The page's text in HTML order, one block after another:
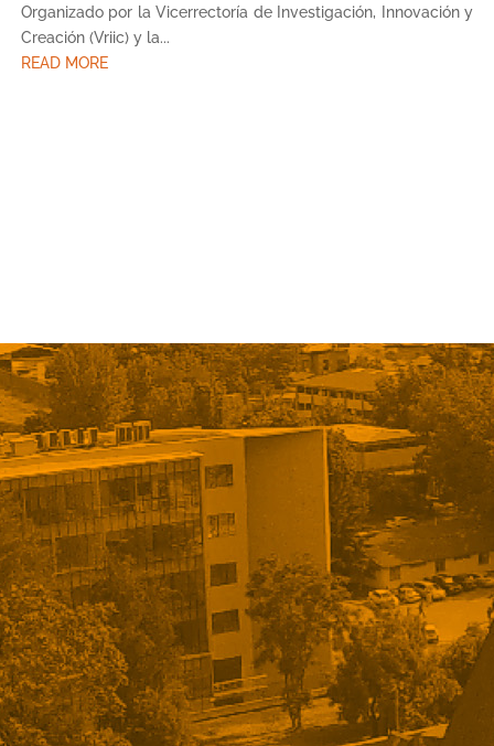
Organizado por la Vicerrectoría de Investigación, Innovación y
Creación (Vriic) y la...
READ MORE